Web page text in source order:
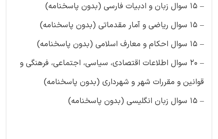
– ۱۵ سوال زبان و ادبیات فارسی (بدون پاسخنامه)
– ۱۵ سوال ریاضی و آمار مقدماتی (بدون پاسخنامه)
– ۱۵ سوال احکام و معارف اسلامی (بدون پاسخنامه)
– ۲۰ سوال اطلاعات اقتصادی، سیاسی، اجتماعی، فرهنگی و
قوانین و مقررات شهر و شهرداری (بدون پاسخنامه)
– ۱۵ سوال زبان انگلیسی (بدون پاسخنامه)